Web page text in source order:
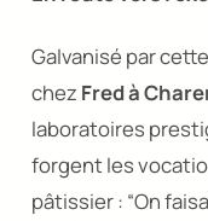
Galvanisé par
chez Fredà
laboratoires
forgent les
pâtissier : “On